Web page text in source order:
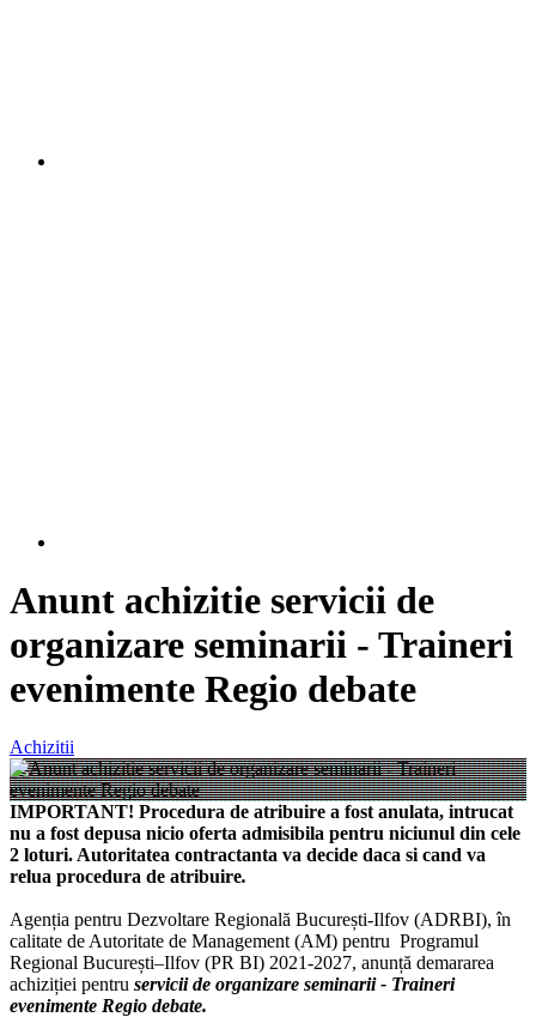
Anunt achizitie servicii de
organizare seminarii - Traineri
evenimente Regio debate
Achizitii
IMPORTANT! Procedura de atribuire a fost anulata, intrucat
nu a fost depusa nicio oferta admisibila pentru niciunul din cele
2 loturi. Autoritatea contractanta va decide daca si cand va
relua procedura de atribuire.
Agenția pentru Dezvoltare Regională București-Ilfov (ADRBI), în
calitate de Autoritate de Management (AM) pentru Programul
Regional București–Ilfov (PR BI) 2021-2027, anunță demararea
achiziției pentru servicii de organizare seminarii - Traineri
evenimente Regio debate.